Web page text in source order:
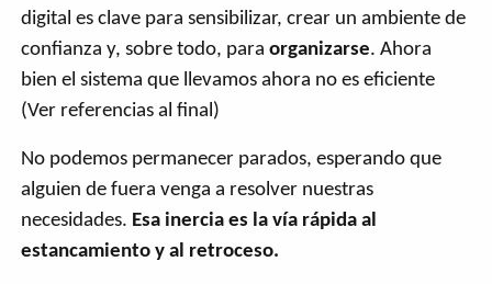
digital es clave para sensibilizar, crear un ambiente de
confianza y, sobre todo, paraorganizarse. Ahora
bien el sistema que llevamos ahora no es eficiente
(Ver referencias al final)
No podemos permanecer parados, esperando que
alguien de fuera venga a resolver nuestras
necesidades. Esa inercia es la vía rápida al
estancamiento y al retroceso.